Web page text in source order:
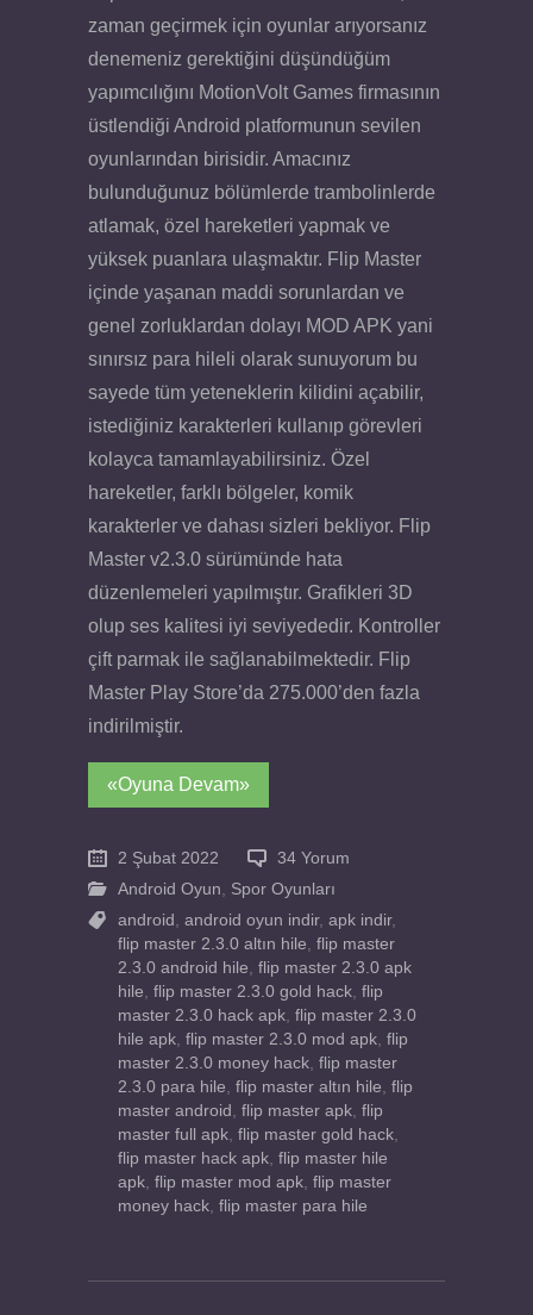
zaman geçirmek için oyunlar arıyorsanız
denemeniz gerektiğini düşündüğüm
yapımcılığını MotionVolt Games firmasının
üstlendiği Android platformunun sevilen
oyunlarından birisidir. Amacınız
bulunduğunuz bölümlerde trambolinlerde
atlamak, özel hareketleri yapmak ve
yüksek puanlara ulaşmaktır. Flip Master
içinde yaşanan maddi sorunlardan ve
genel zorluklardan dolayı MOD APK yani
sınırsız para hileli olarak sunuyorum bu
sayede tüm yeteneklerin kilidini açabilir,
istediğiniz karakterleri kullanıp görevleri
kolayca tamamlayabilirsiniz. Özel
hareketler, farklı bölgeler, komik
karakterler ve dahası sizleri bekliyor. Flip
Master v2.3.0 sürümünde hata
düzenlemeleri yapılmıştır. Grafikleri 3D
olup ses kalitesi iyi seviyededir. Kontroller
çift parmak ile sağlanabilmektedir. Flip
Master Play Store’da 275.000’den fazla
indirilmiştir.
«Oyuna Devam»
2 Şubat 2022
34 Yorum
Android Oyun
Spor Oyunları
android android oyun indir, apk indir,
flip master 2.3.0 altın hile flip master
2.3.0 android hile flip master 2.3.0 apk
hile flip master 2.3.0 gold hack flip
master 2.3.0 hack apk flip master 2.3.0
hile apk flip master 2.3.0 mod apk flip
master 2.3.0 money hack flip master
2.3.0 para hile flip master altın hile flip
master android flip master apk flip
master full apk flip master gold hack
flip master hack apk flip master hile
apk flip master mod apk flip master
money hack flip master para hile